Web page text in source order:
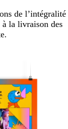
de l’intégralité
la livraison des